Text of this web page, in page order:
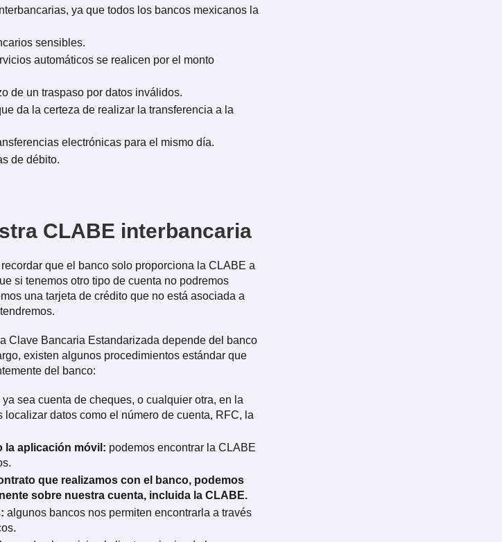
ya que todos los bancos mexicanos la
sensibles.
automáticos se realicen por el monto
de un traspaso por datos inválidos.
da la certeza de realizar la transferencia a la
electrónicas para el mismo día.
de débito.
CLABE interbancaria
que el banco solo proporciona la CLABE a
si tenemos otro tipo de cuenta no podremos
una tarjeta de crédito que no está asociada a
Clave Bancaria Estandarizada depende del banco
existen algunos procedimientos estándar que
del banco:
ya sea cuenta de cheques, o cualquier otra, en la
localizar datos como el número de cuenta, RFC, la
la aplicación móvil: podemos encontrar la CLABE
que realizamos con el banco, podemos
sobre nuestra cuenta, incluida la CLABE.
algunos bancos nos permiten encontrarla a través